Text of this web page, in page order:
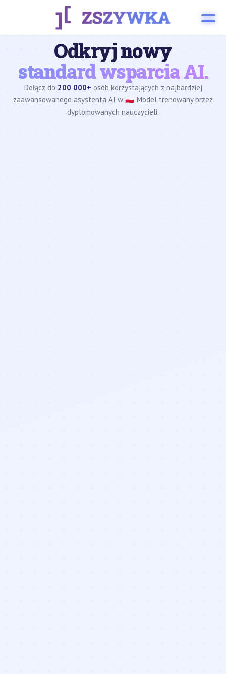
Odkryj nowy
standard wsparcia AI.
Dołącz do 200 000+ osób korzystających z najbardziej
zaawansowanego asystenta AI w 🇵🇱 Model trenowany przez
dyplomowanych nauczycieli.